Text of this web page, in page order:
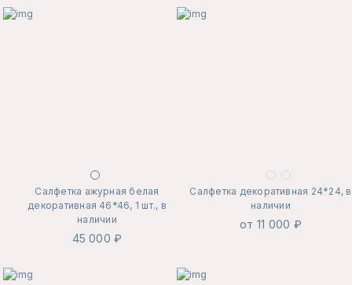
Салфетка ажурная белая
декоративная 46*46, 1 шт., в
наличии
45 000 ₽
Салфетка декоративная 24*24, в
наличии
от 11 000 ₽